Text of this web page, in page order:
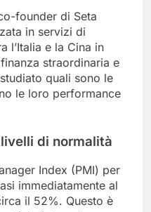
founder di Seta
in servizi di
l’Italia e la Cina in
straordinaria e
quali sono le
le loro performance
di normalità
Index (PMI) per
immediatamente al
il 52%. Questo è